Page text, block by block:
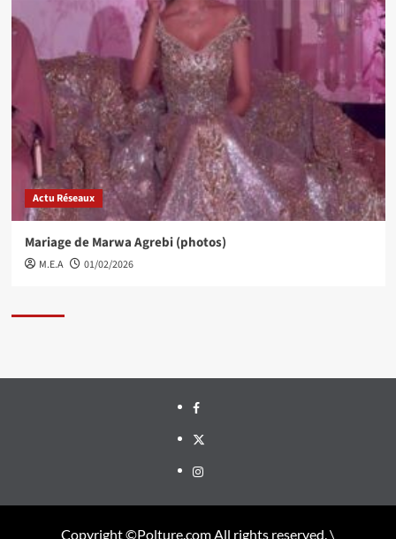
Actu Réseaux
Mariage de Marwa Agrebi (photos)
M.E.A 01/02/2026
Facebook
Twitter
Instagram
Copyright ©Polture.com All rights reserved. \